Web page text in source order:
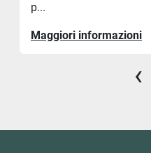
p...
Maggiori informazioni
‹